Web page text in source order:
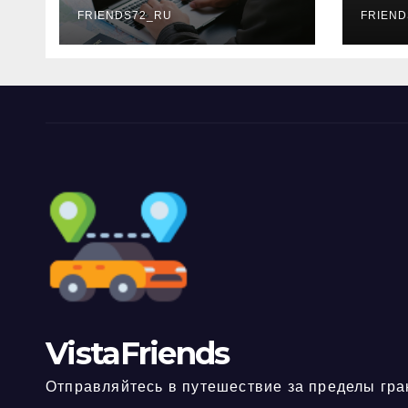
FRIENDS72_RU
VistaFriends
Отправляйтесь в путешествие за пределы